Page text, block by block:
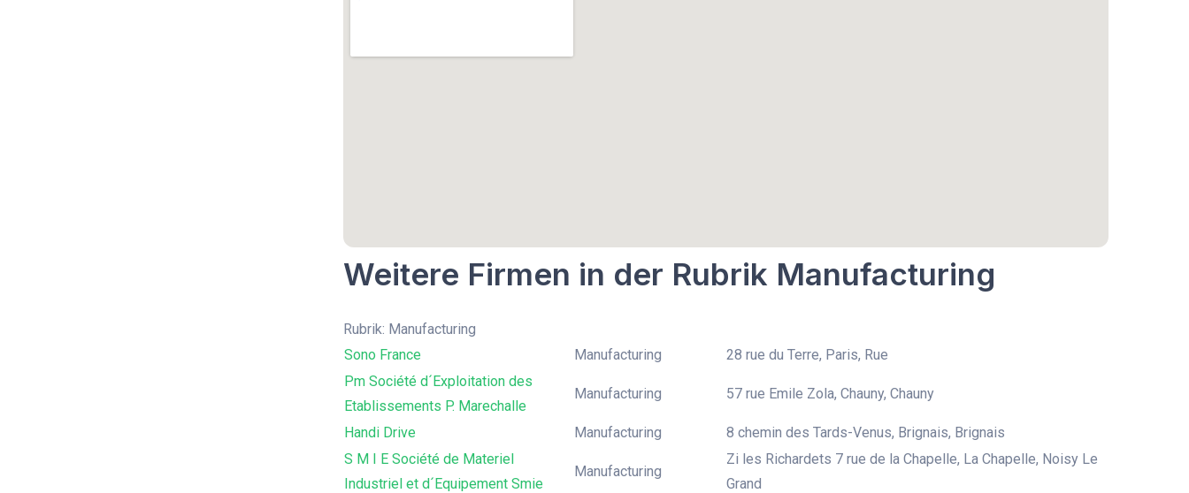
Weitere Firmen in der Rubrik Manufacturing
Rubrik: Manufacturing
Sono France
Manufacturing
28 rue du Terre, Paris, Rue
Pm Société d´Exploitation des
Etablissements P. Marechalle
Manufacturing 57 rue Emile Zola, Chauny, Chauny
Handi Drive Manufacturing
8 chemin des Tards-Venus, Brignais, Brignais
S M I E Société de Materiel
Industriel et d´Equipement Smie
Manufacturing
Zi les Richardets 7 rue de la Chapelle, La Chapelle, Noisy Le
Grand